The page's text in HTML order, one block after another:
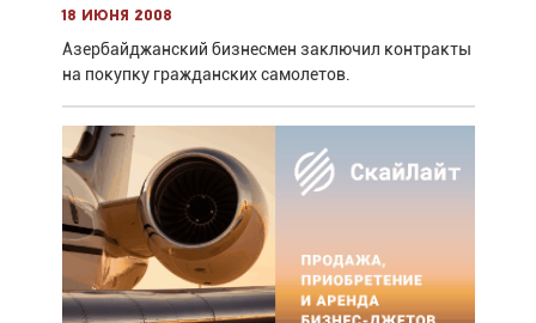
18 июня 2008
Азербайджанский бизнесмен заключил контракты
на покупку гражданских самолетов.